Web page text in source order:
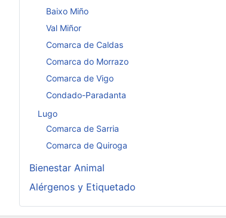
Baixo Miño
Val Miñor
Comarca de Caldas
Comarca do Morrazo
Comarca de Vigo
Condado-Paradanta
Lugo
Comarca de Sarria
Comarca de Quiroga
Bienestar Animal
Alérgenos y Etiquetado